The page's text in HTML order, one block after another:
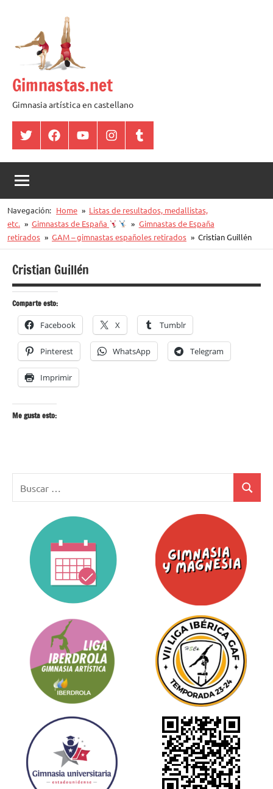
contenido
Gimnastas.net
Gimnasia artística en castellano
TwitterFacebookYouTubeInstagramTumblr
Navegación: Home
Listas de resultados, medallistas,
etc.
Gimnastas de España
Gimnastas de España
retirados
GAM – gimnastas españoles retirados Cristian Guillén
Cristian Guillén
Comparte esto:
Facebook X Tumblr
Pinterest WhatsApp Telegram
Imprimir
Me gusta esto:
Buscar